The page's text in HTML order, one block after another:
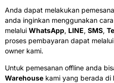
Anda dapat melakukan
anda inginkan menggunakan
melalui WhatsApp, LINE, SMS,
proses pembayaran dapat
owner kami.
Untuk pemesanan offline anda
Warehouse kami yang berada di